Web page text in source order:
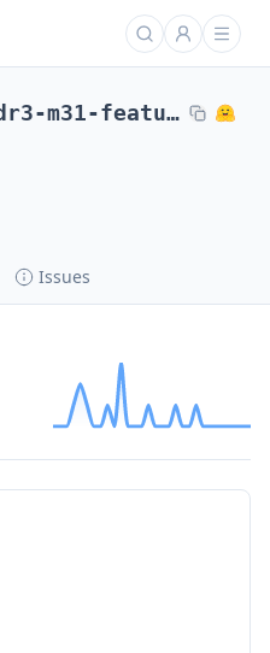
ztf-dr3-m31-features
Issues